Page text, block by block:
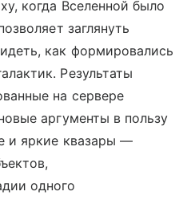
когда Вселенной было
заглянуть
как формировались
Результаты
на сервере
аргументы в пользу
и яркие квазары —
одного